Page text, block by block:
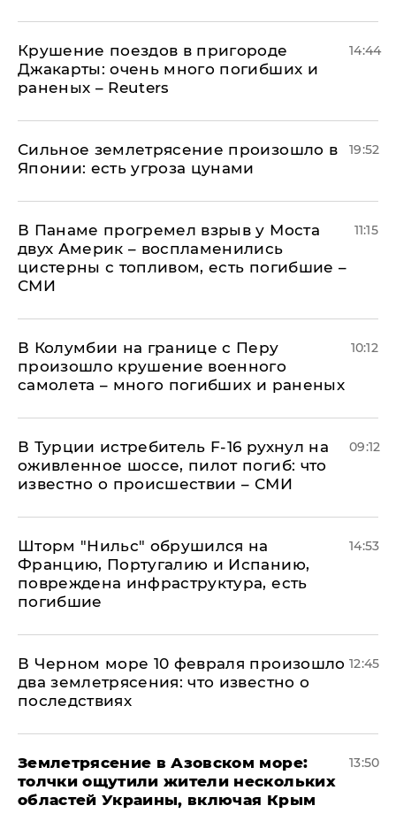
Крушение поездов в пригороде
Джакарты: очень много погибших и
раненых – Reuters
14:44
Сильное землетрясение произошло в
Японии: есть угроза цунами
19:52
В Панаме прогремел взрыв у Моста
двух Америк – воспламенились
цистерны с топливом, есть погибшие –
СМИ
11:15
В Колумбии на границе с Перу
произошло крушение военного
самолета – много погибших и раненых
10:12
В Турции истребитель F-16 рухнул на
оживленное шоссе, пилот погиб: что
известно о происшествии – СМИ
09:12
Шторм "Нильс" обрушился на
Францию, Португалию и Испанию,
повреждена инфраструктура, есть
погибшие
14:53
В Черном море 10 февраля произошло
два землетрясения: что известно о
последствиях
12:45
Землетрясение в Азовском море:
толчки ощутили жители нескольких
областей Украины, включая Крым
13:50